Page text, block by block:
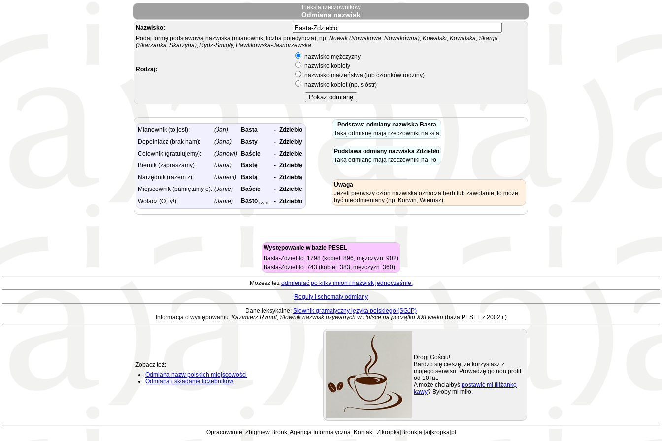
Fleksja rzeczowników
Odmiana nazwisk
Nazwisko:
Podaj formę podstawową nazwiska (mianownik, liczba pojedyncza), np. Nowak (Nowakowa, Nowakówna), Kowalski, Kowalska, Skarga
(Skarżanka, Skarżyna), Rydz-Śmigły, Pawlikowska-Jasnorzewska...
Rodzaj:
nazwisko mężczyzny
nazwisko kobiety
nazwisko małżeństwa (lub członków rodziny)
nazwisko kobiet (np. sióstr)
Mianownik (to jest): (Jan) Basta - Zdziebło
Dopełniacz (brak nam):
(Jana) Basty - Zdziebły
Celownik (gratulujemy):
(Janowi) Baście - Zdzieble
Biernik (zapraszamy):
(Jana) Bastę - Zdziebłę
Narzędnik (razem z):
(Janem) Bastą - Zdziebłą
Miejscownik (pamiętamy o): (Janie) Baście - Zdzieble
Wołacz (O, ty!):
(Janie) Basto rzad. - Zdziebło
Podstawa odmiany nazwiska Basta
Taką odmianę mają rzeczowniki na -sta
Podstawa odmiany nazwiska Zdziebło
Taką odmianę mają rzeczowniki na -ło
Uwaga
Jeżeli pierwszy człon nazwiska oznacza herb lub zawołanie, to może
być nieodmieniany (np. Korwin, Wierusz).
Występowanie w bazie PESEL
Basta-Zdziebło: 1798 (kobiet: 896, mężczyzn: 902)
Basta-Zdziebło: 743 (kobiet: 383, mężczyzn: 360)
Możesz też odmieniać po kilka imion i nazwisk jednocześnie.
Reguły i schematy odmiany
Dane leksykalne: Słownik gramatyczny języka polskiego (SGJP)
Informacja o występowaniu: Kazimierz Rymut, Słownik nazwisk używanych w Polsce na początku XXI wieku(baza PESEL z 2002 r.)
Zobacz też:
Odmiana nazw polskich miejscowości
Odmiana i składanie liczebników
Drogi Gościu!
Bardzo się cieszę, że korzystasz z
mojego serwisu. Prowadzę go non profit
od 10 lat.
A może chciałbyś postawić mi filiżankę
kawy? Byłoby mi miło.
Opracowanie: Zbigniew Bronk, Agencja Informatyczna. Kontakt: Z[kropka]Bronk[at]ai[kropka]pl